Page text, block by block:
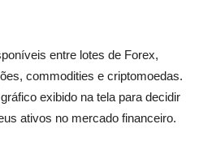
entre lotes de Forex,
commodities e criptomoedas.
exibido na tela para decidir
ativos no mercado financeiro.